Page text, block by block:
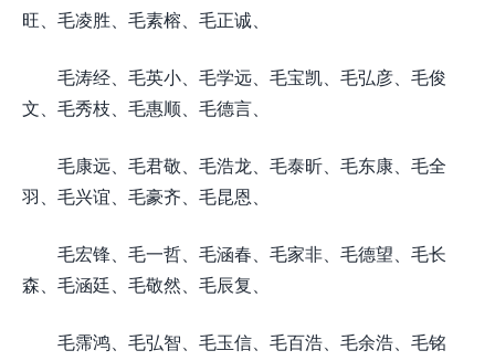
旺、毛凌胜、毛素榕、毛正诚、
毛涛经、毛英小、毛学远、毛宝凯、毛弘彦、毛俊
文、毛秀枝、毛惠顺、毛德言、
毛康远、毛君敬、毛浩龙、毛泰昕、毛东康、毛全
羽、毛兴谊、毛豪齐、毛昆恩、
毛宏锋、毛一哲、毛涵春、毛家非、毛德望、毛长
森、毛涵廷、毛敬然、毛辰复、
毛霈鸿、毛弘智、毛玉信、毛百浩、毛余浩、毛铭